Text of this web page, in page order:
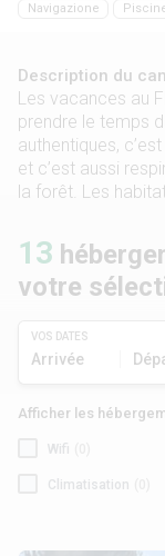
Navigazione
Description du
Les vacances au
prendre le temps
authentiques,
et c’est aussi
la forêt. Les
VOS DATES
Arrivée
13
votre
Afficher les
Wifi
Climatisation